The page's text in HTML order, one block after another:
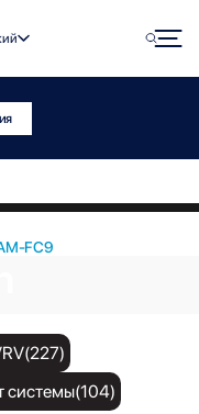
FC9
системы(104)